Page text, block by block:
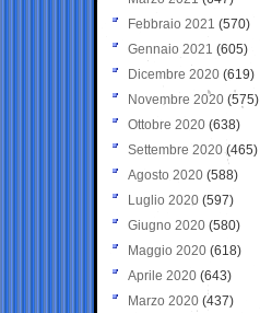
Febbraio 2021 (570)
Gennaio 2021 (605)
Dicembre 2020 (619)
Novembre 2020 (575)
Ottobre 2020 (638)
Settembre 2020(465)
Agosto 2020 (588)
Luglio 2020 (597)
Giugno 2020 (580)
Maggio 2020 (618)
Aprile 2020 (643)
Marzo 2020 (437)